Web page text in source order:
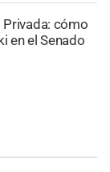
cómo
en el Senado